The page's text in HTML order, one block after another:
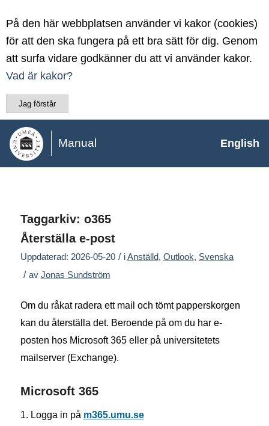
På den här webbplatsen använder vi kakor (cookies)
för att den ska fungera på ett bra sätt för dig. Genom
att surfa vidare godkänner du att vi använder kakor.
Vad är kakor?
Jag förstår
Manual English
Taggarkiv: o365
Återställa e-post
Uppdaterad: 2026-05-20 / iAnställd, Outlook, Svenska
/ av Jonas Sundström
Om du råkat radera ett mail och tömt papperskorgen
kan du återställa det. Beroende på om du har e-
posten hos Microsoft 365 eller på universitetets
mailserver (Exchange).
Microsoft 365
1. Logga in på m365.umu.se